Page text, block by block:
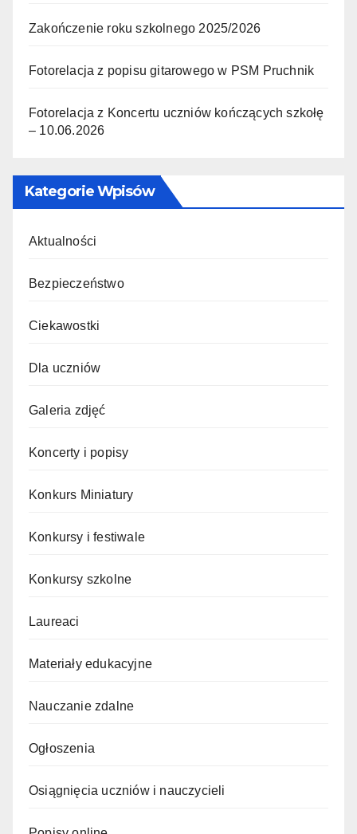
Zakończenie roku szkolnego 2025/2026
Fotorelacja z popisu gitarowego w PSM Pruchnik
Fotorelacja z Koncertu uczniów kończących szkołę
– 10.06.2026
Kategorie Wpisów
Aktualności
Bezpieczeństwo
Ciekawostki
Dla uczniów
Galeria zdjęć
Koncerty i popisy
Konkurs Miniatury
Konkursy i festiwale
Konkursy szkolne
Laureaci
Materiały edukacyjne
Nauczanie zdalne
Ogłoszenia
Osiągnięcia uczniów i nauczycieli